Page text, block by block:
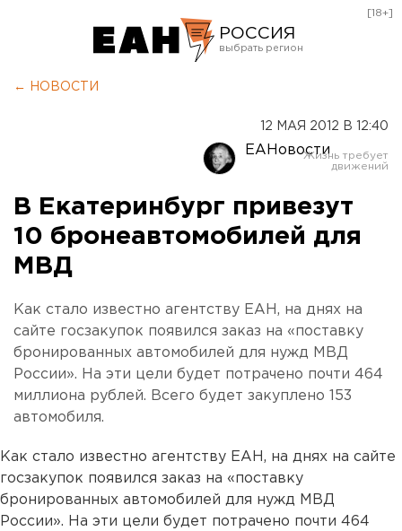
РОССИЯ
Оренбург
[18+]
← НОВОСТИ
12 МАЯ 2012 В 12:40
ЕАНовости
В Екатеринбург привезут
10 бронеавтомобилей для
МВД
Как стало известно агентству ЕАН, на днях на
сайте госзакупок появился заказ на «поставку
бронированных автомобилей для нужд МВД
России». На эти цели будет потрачено почти 464
миллиона рублей. Всего будет закуплено 153
автомобиля.
Как стало известно агентству ЕАН, на днях на сайте
госзакупок появился заказ на «поставку
бронированных автомобилей для нужд МВД
России». На эти цели будет потрачено почти 464